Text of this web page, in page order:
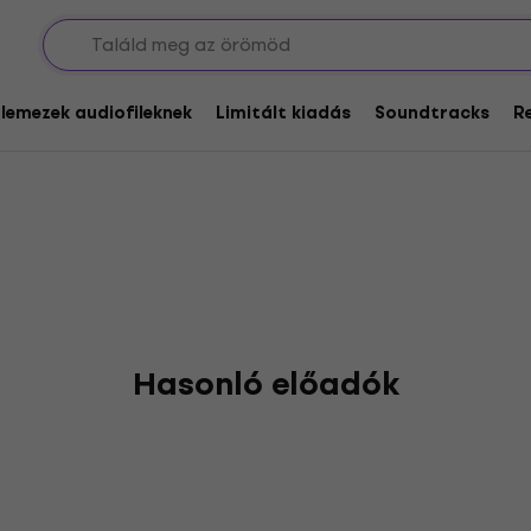
audiofileknek Limitált kiadás Soundtracks
Hasonló előadók